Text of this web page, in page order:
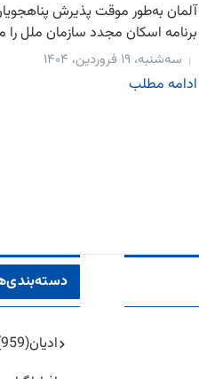
آلمان به‌طور موقت پذیرش
برنامه اسکان مجدد سازمان ملل را
سه‌شنبه، ۱۹ فروردین، ۱۴۰۴
ادامه مطلب
ادیان(959)